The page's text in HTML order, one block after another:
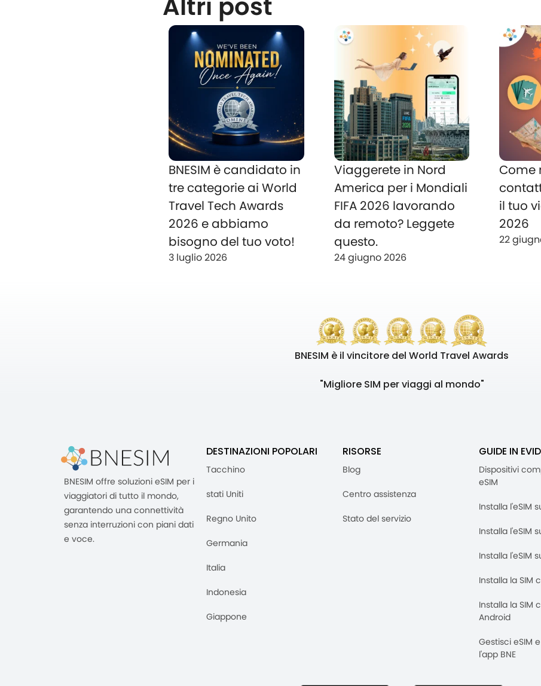
Altri post
BNESIM è candidato in
tre categorie ai World
Travel Tech Awards
2026 e abbiamo
bisogno del tuo voto!
3 luglio 2026
Viaggerete in Nord
America per i Mondiali
FIFA 2026 lavorando
da remoto? Leggete
questo.
24 giugno 2026
Come
il tuo
2026
22
BNESIM è il vincitore del World Travel Awards
"Migliore SIM per viaggi al mondo"
BNESIM offre soluzioni eSIM per i
viaggiatori di tutto il mondo,
garantendo una connettività
senza interruzioni con piani dati
e voce.
DESTINAZIONI POPOLARI
Tacchino
stati Uniti
Regno Unito
Germania
Italia
Indonesia
Giappone
RISORSE
Blog
Centro assistenza
Stato del servizio
GUIDE IN
Dispositivi
eSIM
Installa l'eSIM
Installa l'eSIM
Installa l'eSIM
Installa la SIM
Installa la SIM
Android
Gestisci eSIM
l'app BNE